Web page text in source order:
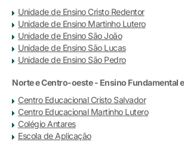
Unidade de Ensino Cristo Redentor
Unidade de Ensino Martinho Lutero
Unidade de Ensino São João
Unidade de Ensino São Lucas
Unidade de Ensino São Pedro
Norte e Centro-oeste - Ensino Fundamental
Centro Educacional Cristo Salvador
Centro Educacional Martinho Lutero
Colégio Antares
Escola de Aplicação